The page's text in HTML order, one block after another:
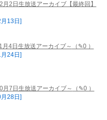
2日生放送アーカイブ【最終回】
13日]
4日生放送アーカイブ～
（✎0 ）
24日]
7日生放送アーカイブ～
（✎0 ）
28日]